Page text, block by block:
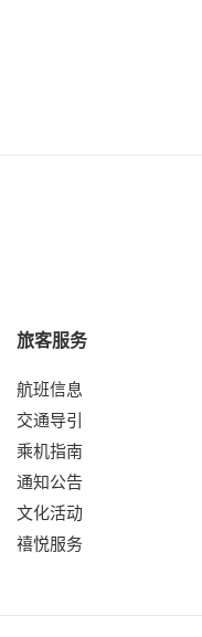
旅客服务
航班信息
交通导引
乘机指南
通知公告
文化活动
禧悦服务